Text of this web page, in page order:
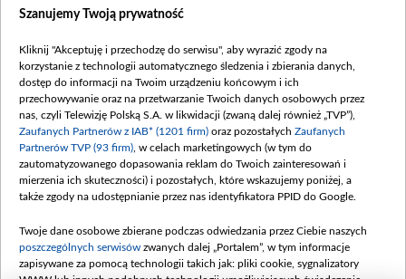
Dostępność
Procedura zgłoszeń wewnętrznych
Szanujemy Twoją prywatność
Kliknij "Akceptuję i przechodzę do serwisu", aby wyrazić zgody na
korzystanie z technologii automatycznego śledzenia i zbierania danych,
dostęp do informacji na Twoim urządzeniu końcowym i ich
przechowywanie oraz na przetwarzanie Twoich danych osobowych przez
nas, czyli Telewizję Polską S.A. w likwidacji (zwaną dalej również „TVP”),
Zaufanych Partnerów z IAB* (1201 firm) oraz pozostałych Zaufanych
Partnerów TVP (93 firm) , w celach marketingowych (w tym do
zautomatyzowanego dopasowania reklam do Twoich zainteresowań i
mierzenia ich skuteczności) i pozostałych, które wskazujemy poniżej, a
także zgody na udostępnianie przez nas identyfikatora PPID do Google.
Twoje dane osobowe zbierane podczas odwiedzania przez Ciebie naszych
poszczególnych serwisów zwanych dalej „Portalem”, w tym informacje
zapisywane za pomocą technologii takich jak: pliki cookie, sygnalizatory